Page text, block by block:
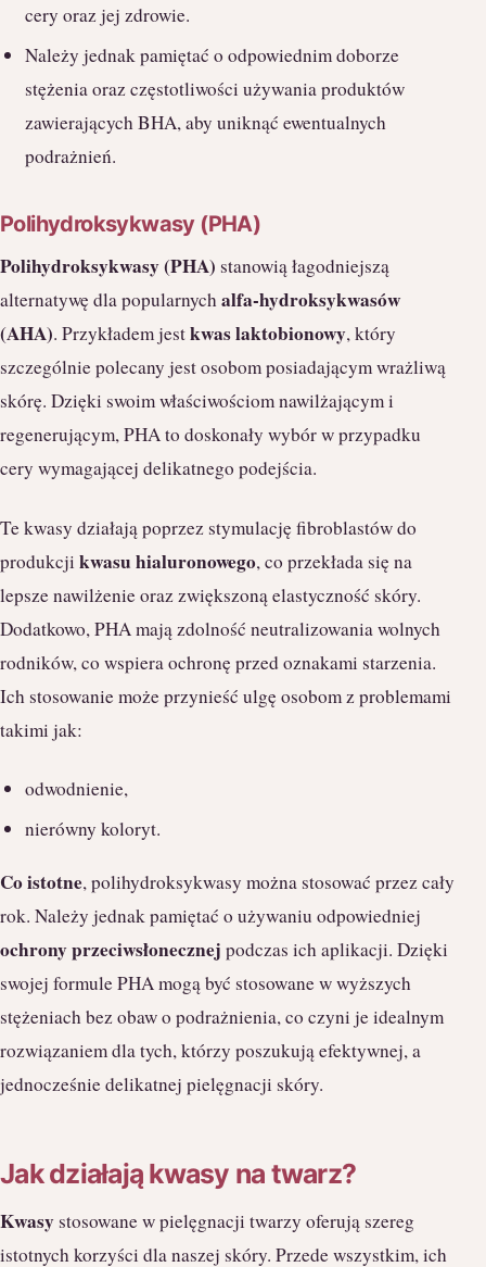
cery oraz jej zdrowie.
Należy jednak pamiętać o odpowiednim doborze
stężenia oraz częstotliwości używania produktów
zawierających BHA, aby uniknąć ewentualnych
podrażnień.
Polihydroksykwasy (PHA)
Polihydroksykwasy (PHA) stanowią łagodniejszą
alternatywę dla popularnychalfa-hydroksykwasów
(AHA). Przykładem jestkwas laktobionowy, który
szczególnie polecany jest osobom posiadającym wrażliwą
skórę. Dzięki swoim właściwościom nawilżającym i
regenerującym, PHA to doskonały wybór w przypadku
cery wymagającej delikatnego podejścia.
Te kwasy działają poprzez stymulację fibroblastów do
produkcji kwasu hialuronowego, co przekłada się na
lepsze nawilżenie oraz zwiększoną elastyczność skóry.
Dodatkowo, PHA mają zdolność neutralizowania wolnych
rodników, co wspiera ochronę przed oznakami starzenia.
Ich stosowanie może przynieść ulgę osobom z problemami
takimi jak:
odwodnienie,
nierówny koloryt.
Co istotne, polihydroksykwasy można stosować przez cały
rok. Należy jednak pamiętać o używaniu odpowiedniej
ochrony przeciwsłonecznej podczas ich aplikacji. Dzięki
swojej formule PHA mogą być stosowane w wyższych
stężeniach bez obaw o podrażnienia, co czyni je idealnym
rozwiązaniem dla tych, którzy poszukują efektywnej, a
jednocześnie delikatnej pielęgnacji skóry.
Jak działają kwasy na twarz?
Kwasy stosowane w pielęgnacji twarzy oferują szereg
istotnych korzyści dla naszej skóry. Przede wszystkim, ich